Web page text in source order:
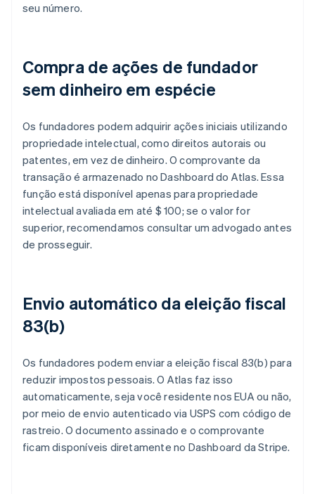
seu número.
Compra de ações de fundador
sem dinheiro em espécie
Os fundadores podem adquirir ações iniciais utilizando
propriedade intelectual, como direitos autorais ou
patentes, em vez de dinheiro. O comprovante da
transação é armazenado no Dashboard do Atlas. Essa
função está disponível apenas para propriedade
intelectual avaliada em até $ 100; se o valor for
superior, recomendamos consultar um advogado antes
de prosseguir.
Envio automático da eleição fiscal
83(b)
Os fundadores podem enviar a eleição fiscal 83(b) para
reduzir impostos pessoais. O Atlas faz isso
automaticamente, seja você residente nos EUA ou não,
por meio de envio autenticado via USPS com código de
rastreio. O documento assinado e o comprovante
ficam disponíveis diretamente no Dashboard da Stripe.